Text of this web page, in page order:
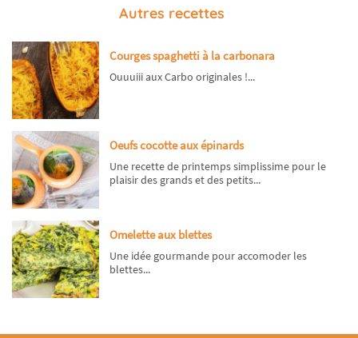
Autres recettes
Courges spaghetti à la carbonara
Ouuuiii aux Carbo originales !...
Oeufs cocotte aux épinards
Une recette de printemps simplissime pour le
plaisir des grands et des petits...
Omelette aux blettes
Une idée gourmande pour accomoder les
blettes...